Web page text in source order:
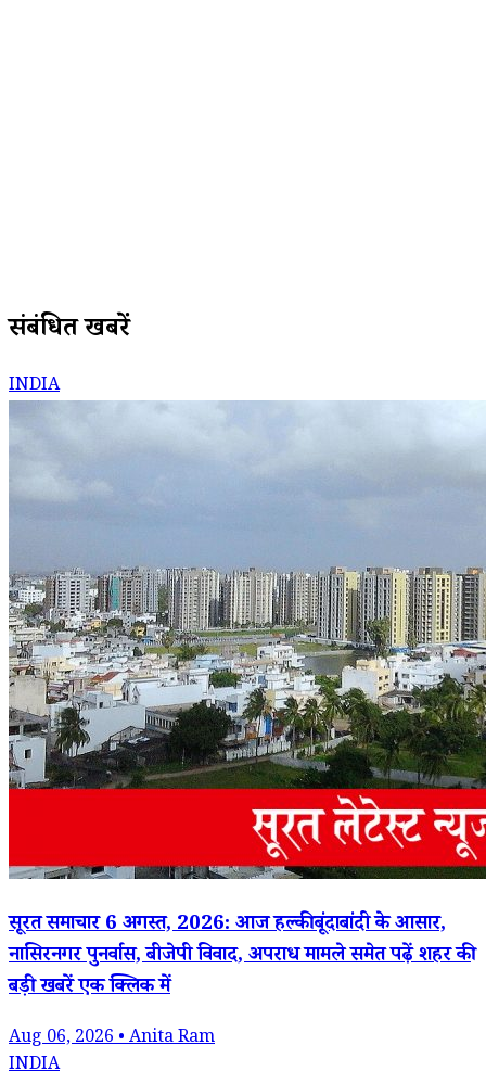
संबंधित खबरें
INDIA
सूरत समाचार 6 अगस्त, 2026: आज हल्की बूंदाबांदी के आसार,
नासिरनगर पुनर्वास, बीजेपी विवाद, अपराध मामले समेत पढ़ें शहर की
बड़ी खबरें एक क्लिक में
Aug 06, 2026 • Anita Ram